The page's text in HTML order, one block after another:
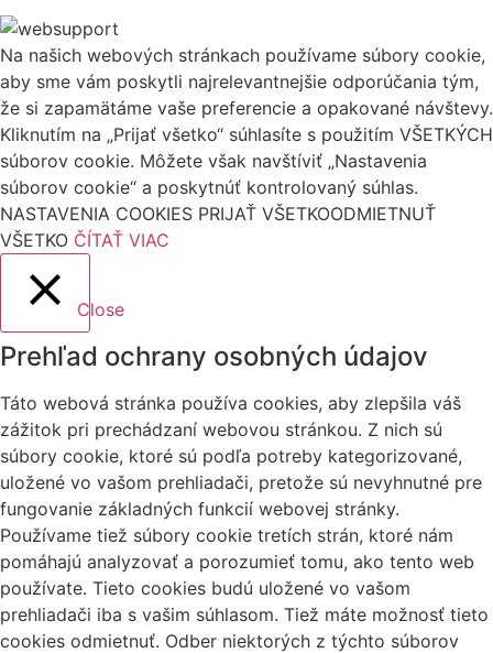
Na našich webových stránkach používame súbory cookie,
aby sme vám poskytli najrelevantnejšie odporúčania tým,
že si zapamätáme vaše preferencie a opakované návštevy.
Kliknutím na „Prijať všetko“ súhlasíte s použitím VŠETKÝCH
súborov cookie. Môžete však navštíviť „Nastavenia
súborov cookie“ a poskytnúť kontrolovaný súhlas.
NASTAVENIA COOKIES PRIJAŤ VŠETKOODMIETNUŤ
VŠETKO ČÍTAŤ VIAC
Close
Prehľad ochrany osobných údajov
Táto webová stránka používa cookies, aby zlepšila váš
zážitok pri prechádzaní webovou stránkou. Z nich sú
súbory cookie, ktoré sú podľa potreby kategorizované,
uložené vo vašom prehliadači, pretože sú nevyhnutné pre
fungovanie základných funkcií webovej stránky.
Používame tiež súbory cookie tretích strán, ktoré nám
pomáhajú analyzovať a porozumieť tomu, ako tento web
používate. Tieto cookies budú uložené vo vašom
prehliadači iba s vašim súhlasom. Tiež máte možnosť tieto
cookies odmietnuť. Odber niektorých z týchto súborov